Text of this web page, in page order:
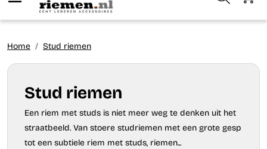
Home Stud riemen
Stud riemen
Een riem met studs is niet meer weg te denken uit het
straatbeeld. Van stoere studriemen met een grote gesp
tot een subtiele riem met studs, riemen...